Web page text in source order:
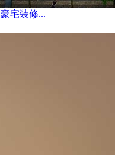
宅装修...